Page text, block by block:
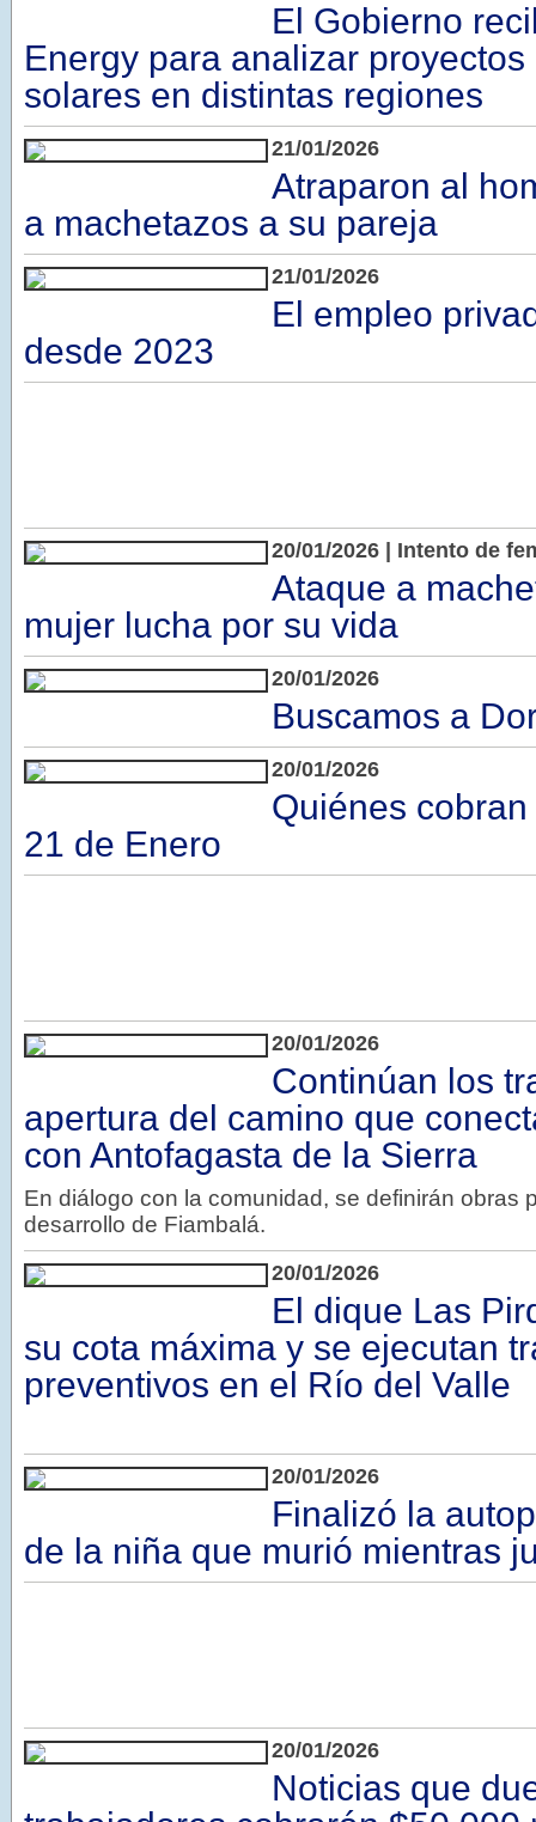
El Gobierno
Energy para analizar
solares en distintas regiones
21/01/2026
Atraparon al
a machetazos a su pareja
21/01/2026
El empleo
desde 2023
20/01/2026 | Intento de
Ataque a
mujer lucha por su vida
20/01/2026
Buscamos a
20/01/2026
Quiénes
21 de Enero
20/01/2026
Continúan los
apertura del camino que
con Antofagasta de la Sierra
En diálogo con la comunidad, se definirán obras
desarrollo de Fiambalá.
20/01/2026
El dique Las
su cota máxima y se ejecutan
preventivos en el Río del Valle
20/01/2026
Finalizó la
de la niña que murió mientras
20/01/2026
Noticias que